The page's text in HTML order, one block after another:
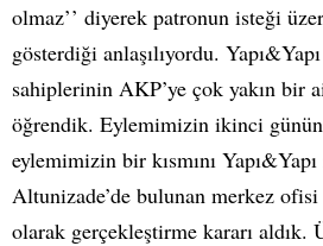
olmaz’’ diyerek patronun isteği
gösterdiği anlaşılıyordu.
sahiplerinin AKP’ye çok yakın bir
öğrendik. Eylemimizin ikinci
eylemimizin bir kısmını
Altunizade’de bulunan merkez
olarak gerçekleştirme kararı aldık.